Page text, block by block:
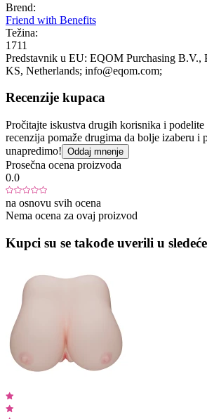
Brend:
Friend with Benefits
Težina:
1711
Predstavnik u EU: EQOM Purchasing B.V.,
KS, Netherlands; info@eqom.com;
Recenzije kupaca
Pročitajte iskustva drugih korisnika i
recenzija pomaže drugima da bolje izaberu i
unapredimo! Oddaj mnenje
Prosečna ocena proizvoda
0.0
na osnovu svih ocena
Nema ocena za ovaj proizvod
Kupci su se takođe uverili u